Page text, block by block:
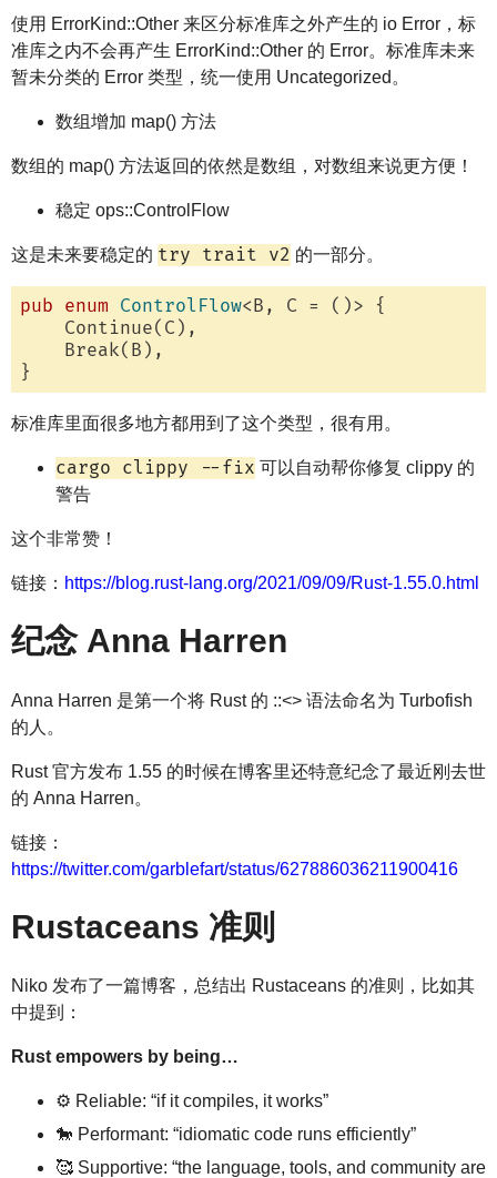
使用 ErrorKind::Other 来区分标准库之外产生的 io Error，标
准库之内不会再产生 ErrorKind::Other 的 Error。标准库未来
暂未分类的 Error 类型，统一使用 Uncategorized。
数组增加 map() 方法
数组的 map() 方法返回的依然是数组，对数组来说更方便！
稳定 ops::ControlFlow
这是未来要稳定的 try trait v2 的一部分。
pub enum ControlFlow<B, C = ()> {
    Continue(C),
    Break(B),
标准库里面很多地方都用到了这个类型，很有用。
cargo clippy --fix 可以自动帮你修复 clippy 的
警告
这个非常赞！
链接： https://blog.rust-lang.org/2021/09/09/Rust-1.55.0.html
纪念 Anna Harren
Anna Harren 是第一个将 Rust 的 ::<> 语法命名为 Turbofish
的人。
Rust 官方发布 1.55 的时候在博客里还特意纪念了最近刚去世
的 Anna Harren。
链接：
https://twitter.com/garblefart/status/627886036211900416
Rustaceans 准则
Niko 发布了一篇博客，总结出 Rustaceans 的准则，比如其
中提到：
Rust empowers by being…
⚙️ Reliable: “if it compiles, it works”
🐎 Performant: “idiomatic code runs efficiently”
🥰 Supportive: “the language, tools, and community are